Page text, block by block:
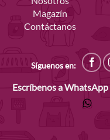
Magazín
Contáctanos
Síguenos en:
Escríbenos a WhatsApp